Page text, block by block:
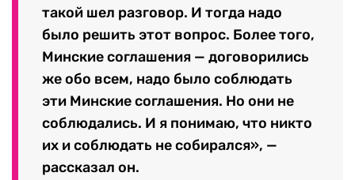
такой шел разговор. И тогда надо
было решить этот вопрос. Более того,
Минские соглашения — договорились
же обо всем, надо было соблюдать
эти Минские соглашения. Но они не
соблюдались. И я понимаю, что никто
их и соблюдать не собирался», —
рассказал он.